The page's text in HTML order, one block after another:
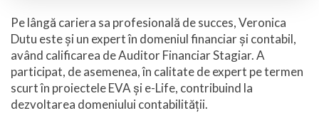
Pe lângă cariera sa profesională de succes, Veronica
Dutu este și un expert în domeniul financiar și contabil,
având calificarea de Auditor Financiar Stagiar. A
participat, de asemenea, în calitate de expert pe termen
scurt în proiectele EVA și e-Life, contribuind la
dezvoltarea domeniului contabilității.